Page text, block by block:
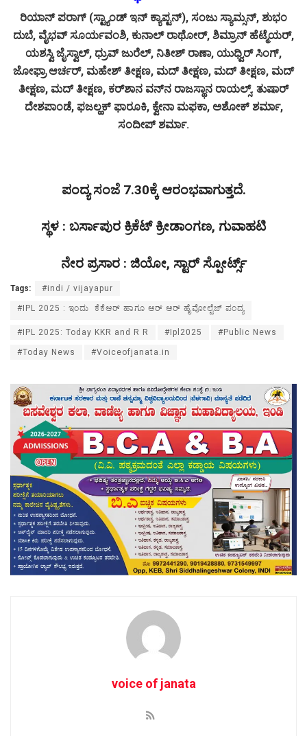
ರಿಯಾನ್ ಪರಾಗ್ (ಸ್ಟ್ಯಾಂಡ್ ಇನ್ ಕ್ಯಾಪ್ಟನ್), ಸಂಜು ಸ್ಯಾಮ್ಸನ್, ಶುಭಂ
ದುಬೆ, ವೈಭವ್ ಸೂರ್ಯವಂಶಿ, ಕುನಾಲ್ ರಾಥೋರ್, ಶಿಮ್ರಾನ್ ಹೆಟ್ಮೆಯರ್,
ಯಶಸ್ವಿ ಜೈಸ್ವಾಲ್, ಧ್ರುವ್ ಜುರೆಲ್, ನಿತೀಶ್ ರಾಣಾ, ಯುಧ್ವಿರ್ ಸಿಂಗ್,
ಜೋಫ್ರಾ ಆರ್ಚರ್, ಮಹೇಶ್ ತೀಕ್ಷಣ, ಮದ್‌ ತೀಕ್ಷಣ, ಮದ್‌ ತೀಕ್ಷಣ, ಮದ್‌
ತೀಕ್ಷಣ, ಮದ್‌ ತೀಕ್ಷಣ, ಕರ್‌ಶಾನ ವನ್‌ನ ರಾಜಸ್ಥಾನ ರಾಯಲ್ಸ್. ತುಷಾರ್
ದೇಶಪಾಂಡೆ, ಫಜಲ್ಹಕ್ ಫಾರೂಕಿ, ಕ್ವೇನಾ ಮಫಕಾ, ಅಶೋಕ್ ಶರ್ಮಾ,
ಸಂದೀಪ್ ಶರ್ಮಾ.
ಪಂದ್ಯ ಸಂಜೆ 7.30ಕ್ಕೆ ಆರಂಭವಾಗುತ್ತದೆ.
ಸ್ಥಳ : ಬರ್ಸಾಪುರ ಕ್ರಿಕೆಟ್ ಕ್ರೀಡಾಂಗಣ, ಗುವಾಹಟಿ
ನೇರ ಪ್ರಸಾರ : ಜಿಯೋ, ಸ್ಟಾರ್ ಸ್ಪೋರ್ಟ್ಸ್
Tags: #indi / vijayapur
#IPL 2025 : ಇಂದು ಕೆಕೆಆರ್ ಹಾಗೂ ಆರ್ ಆರ್ ಹೈವೋಲ್ಟೆಜ್ ಪಂದ್ಯ
#IPL 2025: Today KKR and R R #Ipl2025 #Public News
#Today News #Voiceofjanata.in
voice of janata